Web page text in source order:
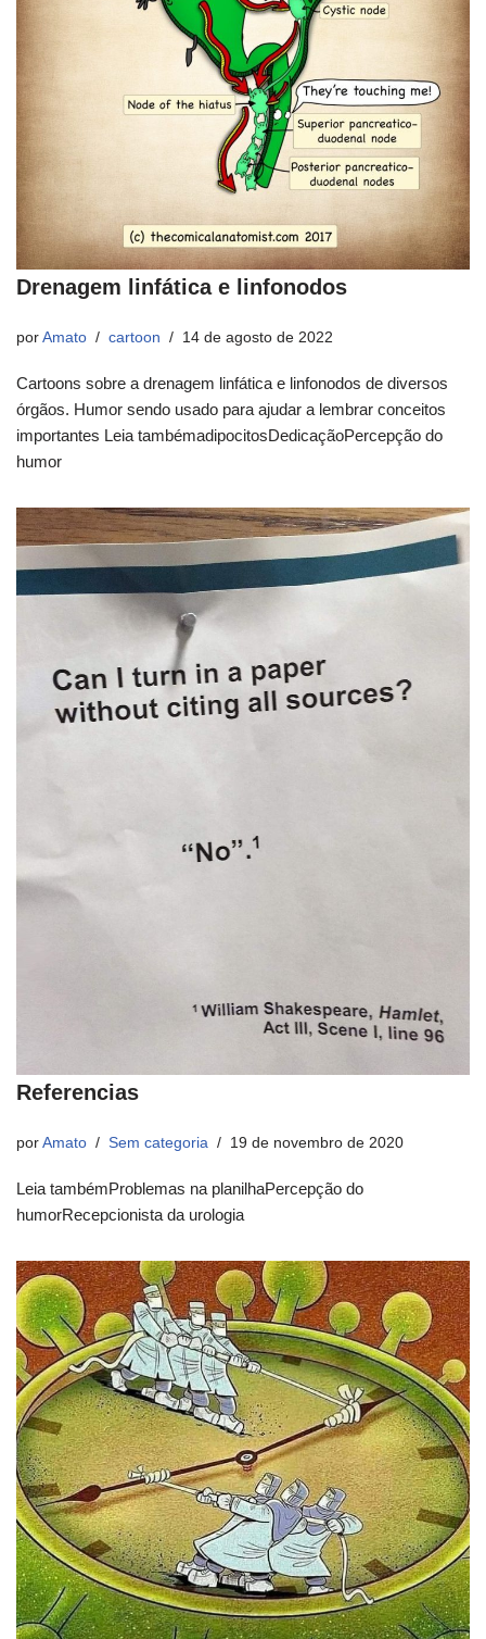
Drenagem linfática e linfonodos
por Amato cartoon 14 de agosto de 2022
Cartoons sobre a drenagem linfática e linfonodos de diversos
órgãos. Humor sendo usado para ajudar a lembrar conceitos
importantes Leia tambémadipocitosDedicaçãoPercepção do
humor
Referencias
por Amato Sem categoria 19 de novembro de 2020
Leia tambémProblemas na planilhaPercepção do
humorRecepcionista da urologia